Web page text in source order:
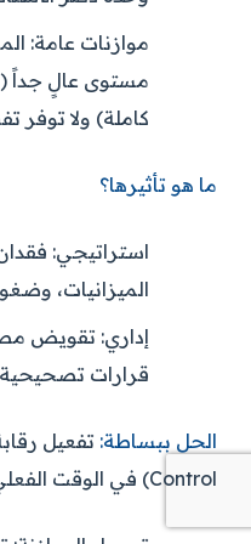
موازنات عامة:
مستوى عالٍ جداً
كاملة) ولا توفر
ما هو تأثيرها؟
استراتيجي:
الميزانيات،
إداري: تقويض
قرارات تصحيحية
الحل ببساطة:
Control) في الوقت الفعلي داخل نظام ERP: